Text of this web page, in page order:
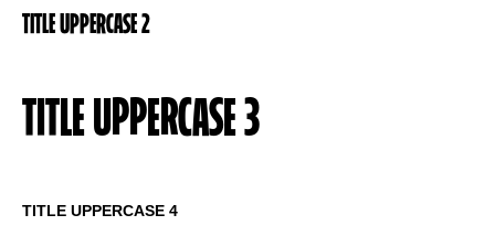
TITLE UPPERCASE 2
TITLE UPPERCASE 3
TITLE UPPERCASE 4